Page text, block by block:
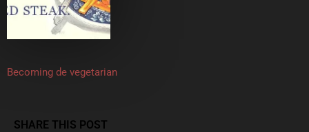
Becoming de vegetarian
SHARE THIS POST